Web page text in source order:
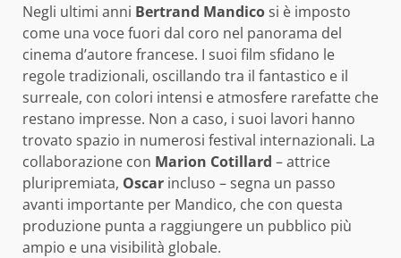
Negli ultimi anni Bertrand Mandicosi è imposto
come una voce fuori dal coro nel panorama del
cinema d’autore francese. I suoi film sfidano le
regole tradizionali, oscillando tra il fantastico e il
surreale, con colori intensi e atmosfere rarefatte che
restano impresse. Non a caso, i suoi lavori hanno
trovato spazio in numerosi festival internazionali. La
collaborazione con Marion Cotillard – attrice
pluripremiata, Oscar incluso – segna un passo
avanti importante per Mandico, che con questa
produzione punta a raggiungere un pubblico più
ampio e una visibilità globale.